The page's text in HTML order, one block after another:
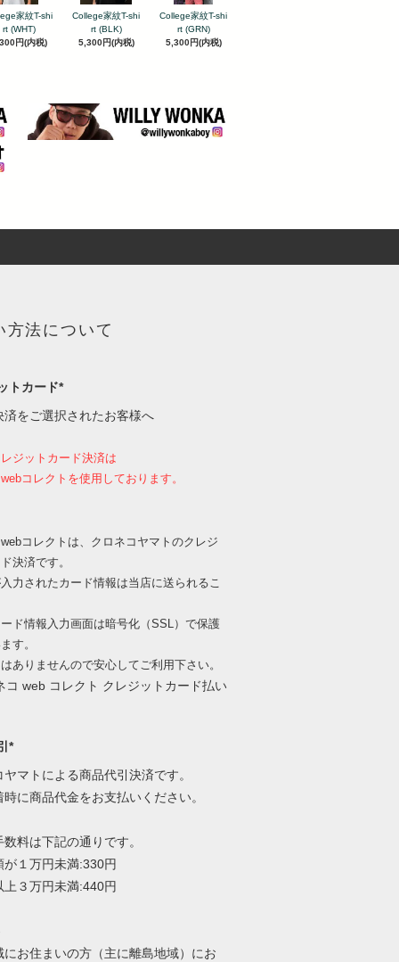
家紋T-shi
rt (WHT)
円(内税)
College家紋T-shi
rt (BLK)
5,300円(内税)
College家紋T-shi
rt (GRN)
5,300円(内税)
方法について
トカード*
済をご選択されたお客様へ
ジットカード決済は
コレクトを使用しております。
コレクトは、クロネコヤマトのクレジ
決済です。
力されたカード情報は当店に送られるこ
ド情報入力画面は暗号化（SSL）で保護
す。
ありませんので安心してご利用下さい。
*
マトによる商品代引決済です。
に商品代金をお支払いください。
料は下記の通りです。
が１万円未満:330円
上３万円未満:440円
にお住まいの方（主に離島地域）にお